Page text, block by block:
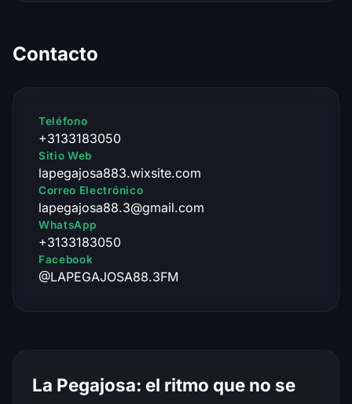
Contacto
Teléfono
+3133183050
Sitio Web
lapegajosa883.wixsite.com
Correo Electrónico
lapegajosa88.3@gmail.com
WhatsApp
+3133183050
Facebook
@LAPEGAJOSA88.3FM
La Pegajosa: el ritmo que no se